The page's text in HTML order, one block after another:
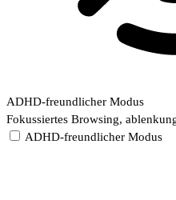
ADHD-freundlicher Modus
Fokussiertes Browsing,
ADHD-freundlicher Modus